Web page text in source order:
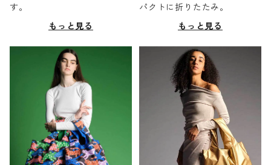
す。
もっと見る
パクトに折りたたみ。
もっと見る